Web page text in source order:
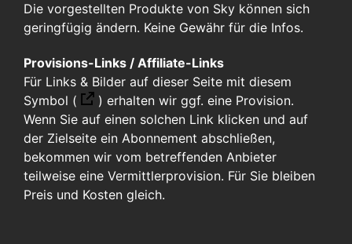
Die vorgestellten Produkte von Sky können sich
geringfügig ändern. Keine Gewähr für die Infos.
Provisions-Links / Affiliate-Links
Für Links & Bilder auf dieser Seite mit diesem
Symbol (
) erhalten wir ggf. eine Provision.
Wenn Sie auf einen solchen Link klicken und auf
der Zielseite ein Abonnement abschließen,
bekommen wir vom betreffenden Anbieter
teilweise eine Vermittlerprovision. Für Sie bleiben
Preis und Kosten gleich.